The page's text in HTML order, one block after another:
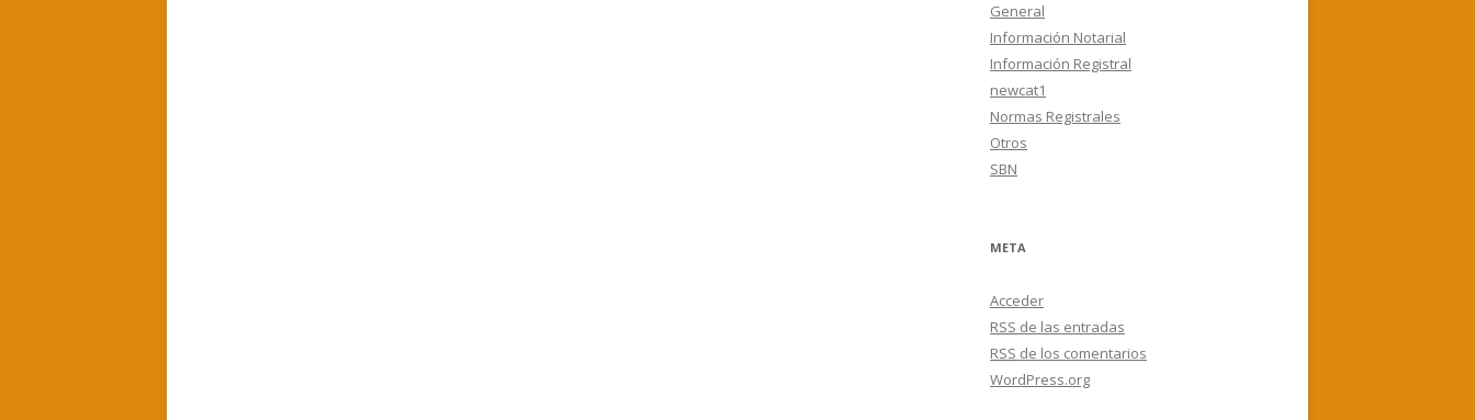
General
Información Notarial
Información Registral
newcat1
Normas Registrales
Otros
SBN
META
Acceder
RSS de las entradas
RSS de los comentarios
WordPress.org